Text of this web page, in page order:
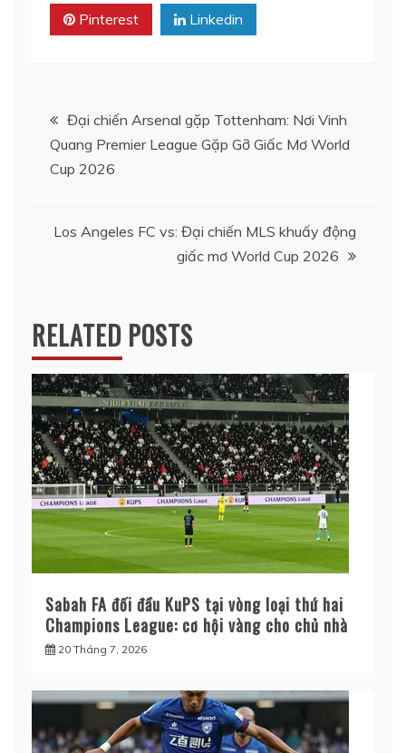
Pinterest Linkedin
Điều
hướng
Đại chiến Arsenal gặp Tottenham: Nơi Vinh
Quang Premier League Gặp Gỡ Giấc Mơ World
Cup 2026
Los Angeles FC vs: Đại chiến MLS khuấy động
giấc mơ World Cup 2026
RELATED POSTS
Sabah FA đối đầu KuPS tại vòng loại thứ hai
Champions League: cơ hội vàng cho chủ nhà
20 Tháng 7, 2026